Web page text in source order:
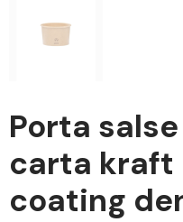
Porta
carta kraft
coating